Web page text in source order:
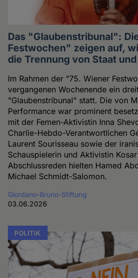
Das "Glaubenstribunal":
Festwochen" zeigen auf,
die Trennung von Staat
Im Rahmen der "75. Wiener
vergangenen Wochenende ein
"Glaubenstribunal" statt. Die von
Performance war prominent
mit der Femen-Aktivistin Inna
Charlie-Hebdo-Verantwortlichen
Laurent Sourisseau sowie der
Schauspielerin und Aktivistin
Abschlussreden hielten Hamed
Michael Schmidt-Salomon.
Giordano-Bruno-Stiftung
03.06.2026
POLITIK